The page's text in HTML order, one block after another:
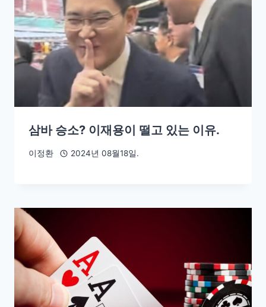
삼바 승소? 이재용이 떨고 있는 이유.
이정환 2024년 08월18일.